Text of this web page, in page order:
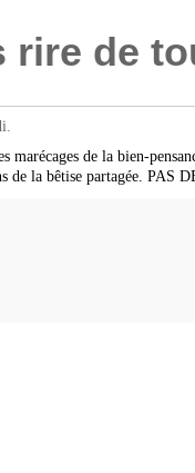
rire de
de la bien-
de la bêtise partagée. PAS